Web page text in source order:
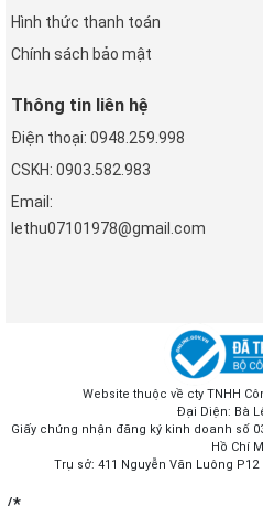
Hình thức thanh toán
Chính sách bảo mật
Thông tin liên hệ
Điện thoại: 0948.259.998
CSKH: 0903.582.983
Email:
lethu07101978@gmail.com
Website thuộc về cty TNHH
Đại Diện: Bà
Giấy chứng nhận đăng ký kinh doanh số
Hồ Chí
Trụ sở: 411 Nguyễn Văn Luông P12